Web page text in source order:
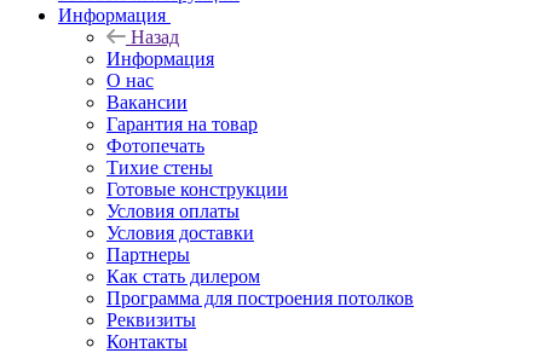
Информация
Назад
Информация
О нас
Вакансии
Гарантия на товар
Фотопечать
Тихие стены
Готовые конструкции
Условия оплаты
Условия доставки
Партнеры
Как стать дилером
Программа для построения потолков
Реквизиты
Контакты